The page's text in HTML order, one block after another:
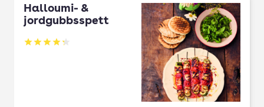
Halloumi- &
jordgubbsspett
Betyg: 4.3 av 5